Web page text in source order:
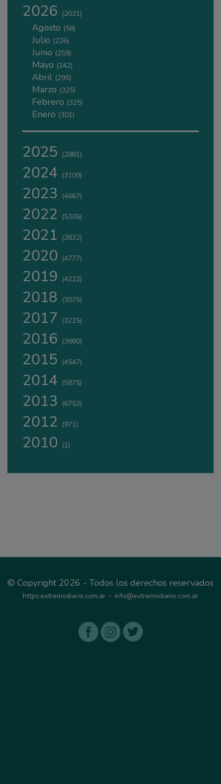
2026 (2031)
Agosto (58)
Julio (226)
Junio (259)
Mayo (242)
Abril (295)
Marzo (325)
Febrero (325)
Enero (301)
2025 (2881)
2024 (3109)
2023 (4667)
2022 (5305)
2021 (3832)
2020 (4777)
2019 (4222)
2018 (3075)
2017 (3225)
2016 (3880)
2015 (4547)
2014 (5875)
2013 (6753)
2012 (971)
2010 (1)
© Copyright 2026 - Todos los derechos reservados
https:extremodiario.com.ar - info@extremodiario.com.ar